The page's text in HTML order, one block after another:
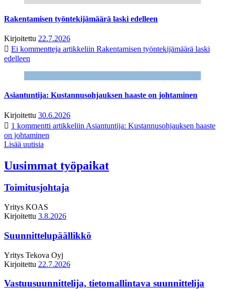
Rakentamisen työntekijämäärä laski edelleen
Kirjoitettu 22.7.2026
Ei kommentteja artikkeliin Rakentamisen työntekijämäärä laski
edelleen
Asiantuntija: Kustannusohjauksen haaste on johtaminen
Kirjoitettu 30.6.2026
1 kommentti artikkeliin Asiantuntija: Kustannusohjauksen haaste
on johtaminen
Lisää uutisia
Uusimmat työpaikat
Toimitusjohtaja
Yritys KOAS
Kirjoitettu 3.8.2026
Suunnittelupäällikkö
Yritys Tekova Oyj
Kirjoitettu 22.7.2026
Vastuusuunnittelija, tietomallintava suunnittelija